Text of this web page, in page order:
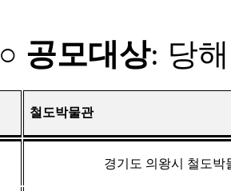
○ 공모대상: 당
철도박물관
경기도 의왕시 철도박